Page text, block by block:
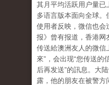
其月平均活跃用户量已
多语言版本面向全球。
使用者反映，微信也会
报》曾有报道，香港网
传送給澳洲友人的微信
來”，会出现“您传送的
后再发送”的訊息。大
露，他的朋友在被警方